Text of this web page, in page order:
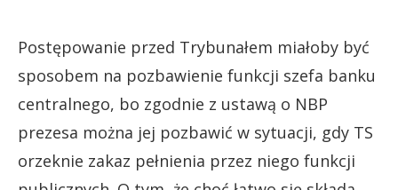
Postępowanie przed Trybunałem miałoby być
sposobem na pozbawienie funkcji szefa banku
centralnego, bo zgodnie z ustawą o NBP
prezesa można jej pozbawić w sytuacji, gdy TS
orzeknie zakaz pełnienia przez niego funkcji